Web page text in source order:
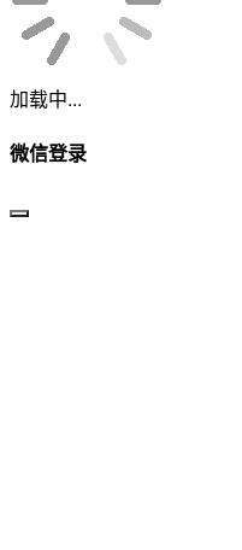
加载中...
微信登录